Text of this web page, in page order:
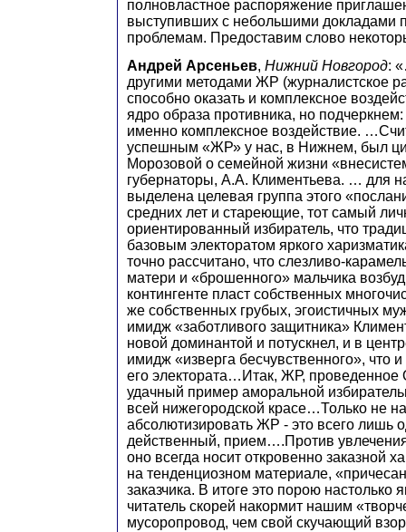
полновластное распоряжение
выступивших с небольшими докладами
проблемам. Предоставим слово
Андрей Арсеньев, Нижний Новгород:
другими методами ЖР (журналистское
способно оказать и комплексное
ядро образа противника, но
именно комплексное воздействие.
успешным «ЖР» у нас, в Нижнем, был
Морозовой о семейной жизни
губернаторы, А.А. Климентьева. … для
выделена целевая группа этого
средних лет и стареющие, тот самый
ориентированный избиратель, что
базовым электоратом яркого
точно рассчитано, что слезливо-
матери и «брошенного» мальчика
контингенте пласт собственных
же собственных грубых, эгоистичных
имидж «заботливого защитника»
новой доминантой и потускнел, и в
имидж «изверга бесчувственного», что
его электората…Итак, ЖР, проведенное
удачный пример аморальной
всей нижегородской красе…Только не
абсолютизировать ЖР - это всего лишь
действенный, прием….Против
оно всегда носит откровенно заказной
на тенденциозном материале,
заказчика. В итоге это порою настолько
читатель скорей накормит нашим
мусоропровод, чем свой скучающий